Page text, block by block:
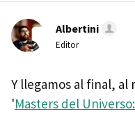
Albertini
Editor
Y llegamos al final,
'Masters del